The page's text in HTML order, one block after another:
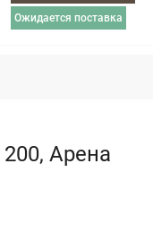
ожидается поставка
Арена